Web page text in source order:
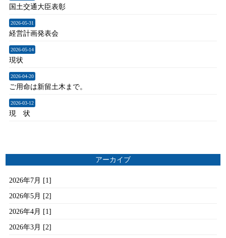
国土交通大臣表彰
2026-05-31
経営計画発表会
2026-05-14
現状
2026-04-20
ご用命は新留土木まで。
2026-03-12
現 状
アーカイブ
2026年7月 [1]
2026年5月 [2]
2026年4月 [1]
2026年3月 [2]